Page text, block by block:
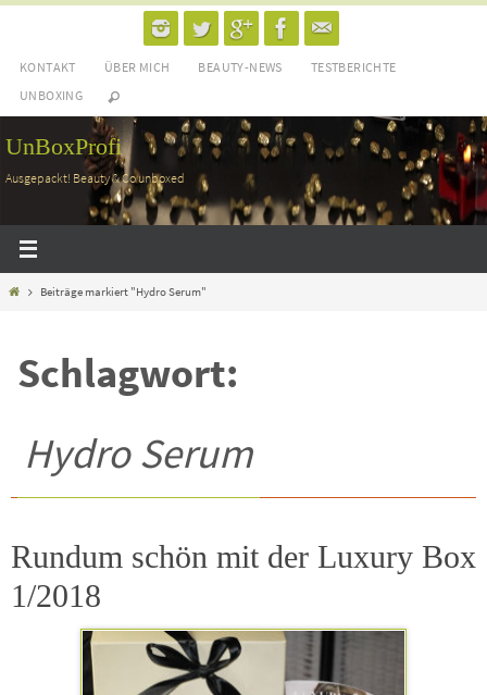
springen
KONTAKT ÜBER MICH BEAUTY-NEWS
TESTBERICHTE
UNBOXING
UnBoxProfi
Ausgepackt! Beauty & Co unboxed
HomeBeiträge markiert "Hydro Serum"
Schlagwort:
Hydro Serum
Rundum schön mit der Luxury Box
1/2018